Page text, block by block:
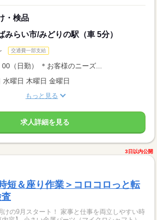
・検品
みらい市/みどりの駅（車 5分）
交通費一部支給
（日勤） ＊お客様のニーズ...
水曜日 木曜日 金曜日
もっと見る
求人詳細を見る
3日以内公開
短＆座り作業＞コロコロっと転
けの9月スタート！ 家事と仕事を両立しやすい時